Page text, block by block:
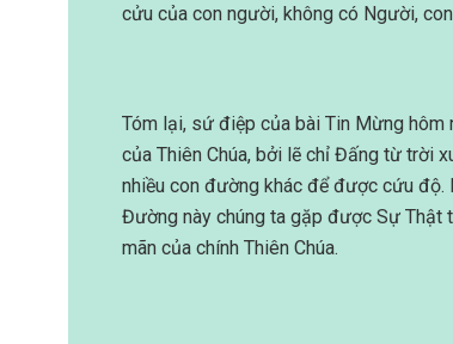
cửu của con người, không có Người,
Tóm lại, sứ điệp của bài Tin Mừng hôm
của Thiên Chúa, bởi lẽ chỉ Đấng từ trời
nhiều con đường khác để được cứu độ.
Đường này chúng ta gặp được Sự Thật
mãn của chính Thiên Chúa.